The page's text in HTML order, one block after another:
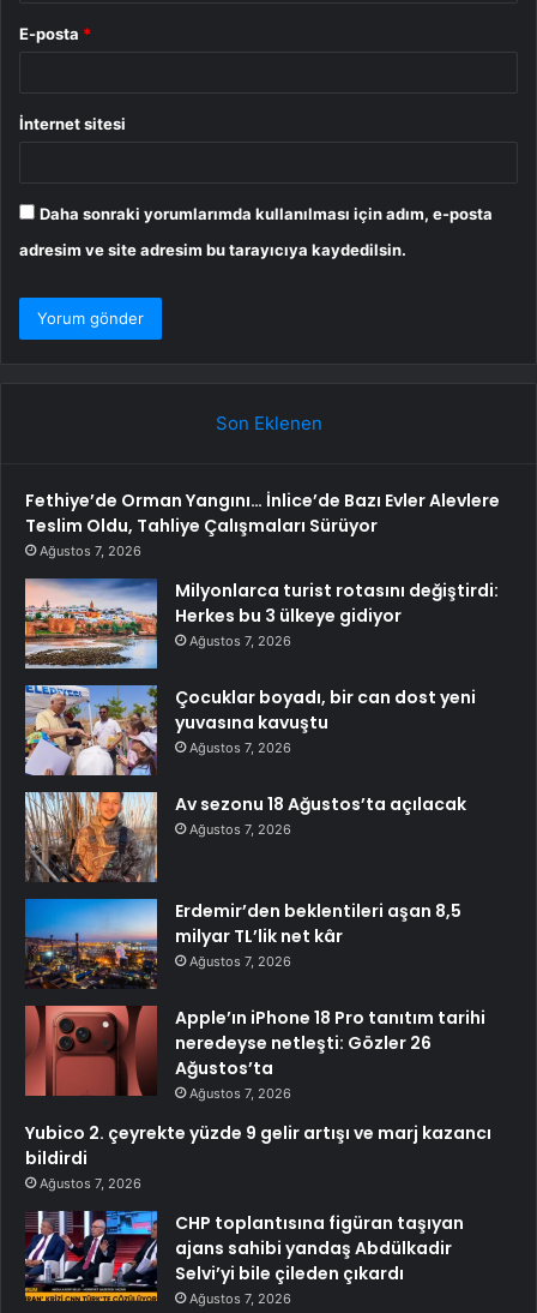
E-posta *
İnternet sitesi
Daha sonraki yorumlarımda kullanılması için adım, e-posta
adresim ve site adresim bu tarayıcıya kaydedilsin.
Son Eklenen
Fethiye’de Orman Yangını… İnlice’de Bazı Evler Alevlere
Teslim Oldu, Tahliye Çalışmaları Sürüyor
Ağustos 7, 2026
Milyonlarca turist rotasını değiştirdi:
Herkes bu 3 ülkeye gidiyor
Ağustos 7, 2026
Çocuklar boyadı, bir can dost yeni
yuvasına kavuştu
Ağustos 7, 2026
Av sezonu 18 Ağustos’ta açılacak
Ağustos 7, 2026
Erdemir’den beklentileri aşan 8,5
milyar TL’lik net kâr
Ağustos 7, 2026
Apple’ın iPhone 18 Pro tanıtım tarihi
neredeyse netleşti: Gözler 26
Ağustos’ta
Ağustos 7, 2026
Yubico 2. çeyrekte yüzde 9 gelir artışı ve marj kazancı
bildirdi
Ağustos 7, 2026
CHP toplantısına figüran taşıyan
ajans sahibi yandaş Abdülkadir
Selvi’yi bile çileden çıkardı
Ağustos 7, 2026